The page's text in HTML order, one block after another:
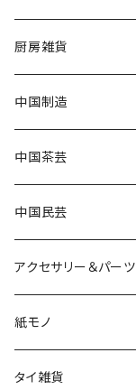
厨房雑貨
中国制造
中国茶芸
中国民芸
アクセサリー＆パーツ
紙モノ
タイ雑貨